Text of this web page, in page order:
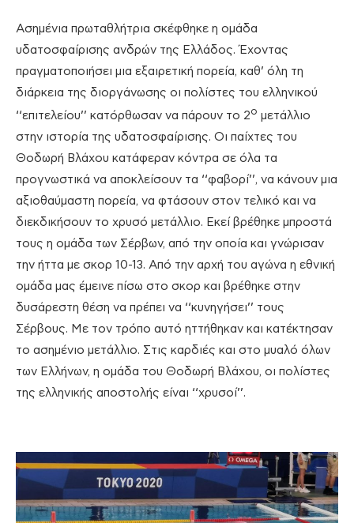
Ασημένια πρωταθλήτρια σκέφθηκε η ομάδα
υδατοσφαίρισης ανδρών της Ελλάδος. Έχοντας
πραγματοποιήσει μια εξαιρετική πορεία, καθ’ όλη τη
διάρκεια της διοργάνωσης οι πολίστες του ελληνικού
‘‘επιτελείου’’ κατόρθωσαν να πάρουν το 2ο μετάλλιο
στην ιστορία της υδατοσφαίρισης. Οι παίχτες του
Θοδωρή Βλάχου κατάφεραν κόντρα σε όλα τα
προγνωστικά να αποκλείσουν τα ‘‘φαβορί’’, να κάνουν μια
αξιοθαύμαστη πορεία, να φτάσουν στον τελικό και να
διεκδικήσουν το χρυσό μετάλλιο. Εκεί βρέθηκε μπροστά
τους η ομάδα των Σέρβων, από την οποία και γνώρισαν
την ήττα με σκορ 10-13. Από την αρχή του αγώνα η εθνική
ομάδα μας έμεινε πίσω στο σκορ και βρέθηκε στην
δυσάρεστη θέση να πρέπει να ‘‘κυνηγήσει’’ τους
Σέρβους. Με τον τρόπο αυτό ηττήθηκαν και κατέκτησαν
το ασημένιο μετάλλιο. Στις καρδιές και στο μυαλό όλων
των Ελλήνων, η ομάδα του Θοδωρή Βλάχου, οι πολίστες
της ελληνικής αποστολής είναι ‘‘χρυσοί’’.